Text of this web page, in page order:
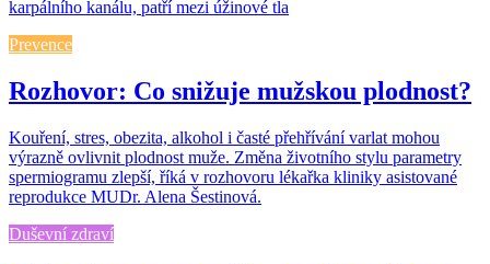
karpálního kanálu, patří mezi úžinové tla
Prevence
Rozhovor: Co snižuje mužskou plodnost?
Kouření, stres, obezita, alkohol i časté přehřívání varlat mohou
výrazně ovlivnit plodnost muže. Změna životního stylu parametry
spermiogramu zlepší, říká v rozhovoru lékařka kliniky asistované
reprodukce MUDr. Alena Šestinová.
Duševní zdraví